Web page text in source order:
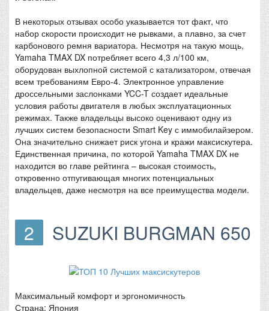
В некоторых отзывах особо указывается тот факт, что
набор скорости происходит не рывками, а плавно, за счет
карбонового ремня вариатора. Несмотря на такую мощь,
Yamaha TMAX DX потребляет всего 4,3 л/100 км,
оборудован выхлопной системой с катализатором, отвечая
всем требованиям Евро-4. Электронное управление
дроссельными заслонками YCC-T создает идеальные
условия работы двигателя в любых эксплуатационных
режимах. Также владельцы высоко оценивают одну из
лучших систем безопасности Smart Key с иммобилайзером.
Она значительно снижает риск угона и кражи максискутера.
Единственная причина, по которой Yamaha TMAX DX не
находится во главе рейтинга – высокая стоимость,
откровенно отпугивающая многих потенциальных
владельцев, даже несмотря на все преимущества модели.
2 SUZUKI BURGMAN 650
Максимальный комфорт и эргономичность
Страна: Япония